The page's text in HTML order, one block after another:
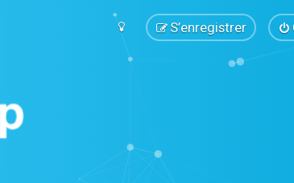
S’enregistrer